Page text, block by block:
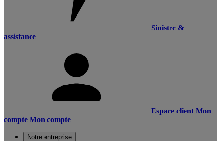
Sinistre &
assistance
Espace client Mon
compte Mon compte
Notre entreprise